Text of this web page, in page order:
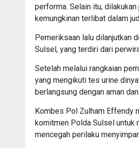
performa. Selain itu,
kemungkinan terlibat dalam
Pemeriksaan lalu dilanjutkan
Sulsel, yang terdiri dari
Setelah melalui rangkaian
yang mengikuti tes urine
berlangsung dengan aman
Kombes Pol Zulham Effendy
komitmen Polda Sulsel untuk
mencegah perilaku